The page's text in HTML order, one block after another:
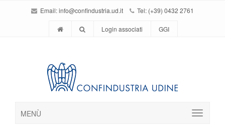
Email:info@confindustria.ud.it Tel: (+39) 0432 2761
Login associati GGI
MENÙ